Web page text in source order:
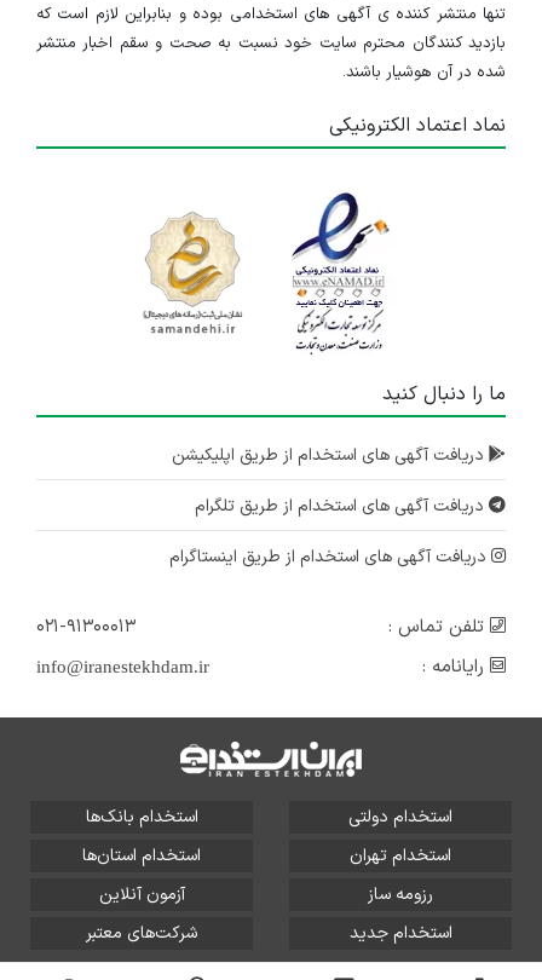
تنها منتشر کننده ی آگهی های استخدامی بوده و بنابراین لازم است که
بازدید کنندگان محترم سایت خود نسبت به صحت و سقم اخبار منتشر
شده در آن هوشیار باشند.
نماد اعتماد الکترونیکی
ما را دنبال کنید
دریافت آگهی های استخدام از طریق اپلیکیشن
دریافت آگهی های استخدام از طریق تلگرام
دریافت آگهی های استخدام از طریق اینستاگرام
تلفن تماس :
۰۲۱-۹۱۳۰۰۰۱۳
رایانامه :
info@iranestekhdam.ir
استخدام دولتی
استخدام بانک‌ها
استخدام تهران
استخدام استان‌ها
رزومه ساز
آزمون آنلاین
استخدام جدید
شرکت‌های معتبر